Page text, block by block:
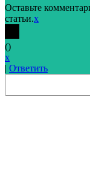
Оставьте
статьи.x
()
x
| Ответить